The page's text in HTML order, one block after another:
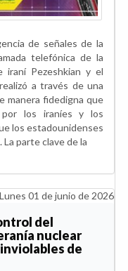
de señales de la
telefónica de la
iraní Pezeshkian y el
a través de una
manera fidedigna que
por los iraníes y los
los estadounidenses
parte clave de la
Lunes 01 de junio de 2026
del
nuclear
de